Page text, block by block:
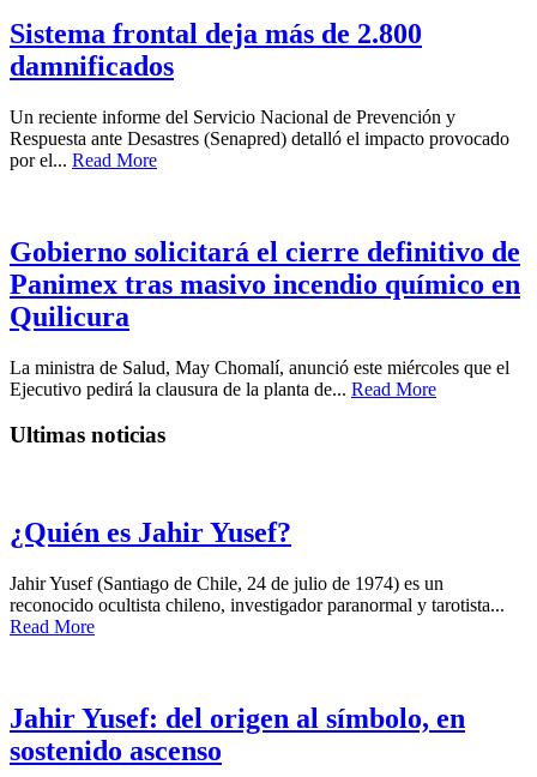
Sistema frontal deja más de 2.800
damnificados
Un reciente informe del Servicio Nacional de Prevención y
Respuesta ante Desastres (Senapred) detalló el impacto provocado
por el... Read More
Gobierno solicitará el cierre definitivo de
Panimex tras masivo incendio químico en
Quilicura
La ministra de Salud, May Chomalí, anunció este miércoles que el
Ejecutivo pedirá la clausura de la planta de... Read More
Ultimas noticias
¿Quién es Jahir Yusef?
Jahir Yusef (Santiago de Chile, 24 de julio de 1974) es un
reconocido ocultista chileno, investigador paranormal y tarotista...
Read More
Jahir Yusef: del origen al símbolo, en
sostenido ascenso